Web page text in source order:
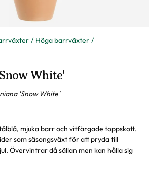
Höga barrväxter
White'
'Snow White'
mjuka barr och vitfärgade toppskott.
som säsongsväxt för att pryda till
Övervintrar då sällan men kan hålla sig